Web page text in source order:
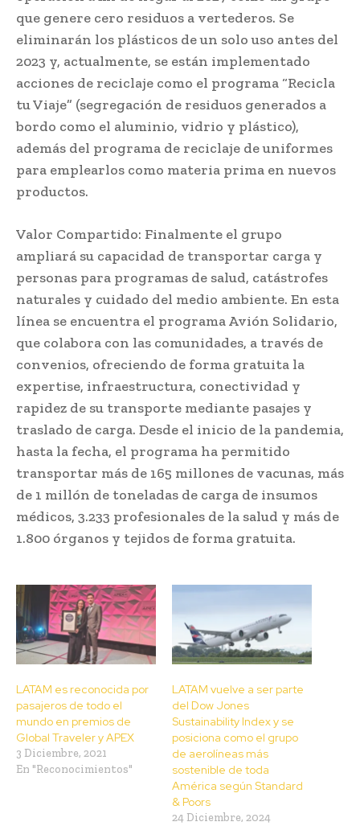
que genere cero residuos a vertederos. Se
eliminarán los plásticos de un solo uso antes del
2023 y, actualmente, se están implementado
acciones de reciclaje como el programa “Recicla
tu Viaje” (segregación de residuos generados a
bordo como el aluminio, vidrio y plástico),
además del programa de reciclaje de uniformes
para emplearlos como materia prima en nuevos
productos.
Valor Compartido: Finalmente el grupo
ampliará su capacidad de transportar carga y
personas para programas de salud, catástrofes
naturales y cuidado del medio ambiente. En esta
línea se encuentra el programa Avión Solidario,
que colabora con las comunidades, a través de
convenios, ofreciendo de forma gratuita la
expertise, infraestructura, conectividad y
rapidez de su transporte mediante pasajes y
traslado de carga. Desde el inicio de la pandemia,
hasta la fecha, el programa ha permitido
transportar más de 165 millones de vacunas, más
de 1 millón de toneladas de carga de insumos
médicos, 3.233 profesionales de la salud y más de
1.800 órganos y tejidos de forma gratuita.
LATAM es reconocida por
pasajeros de todo el
mundo en premios de
Global Traveler y APEX
3 Diciembre, 2021
En "Reconocimientos"
LATAM vuelve a ser parte
del Dow Jones
Sustainability Index y se
posiciona como el grupo
de aerolíneas más
sostenible de toda
América según Standard
& Poors
24 Diciembre, 2024